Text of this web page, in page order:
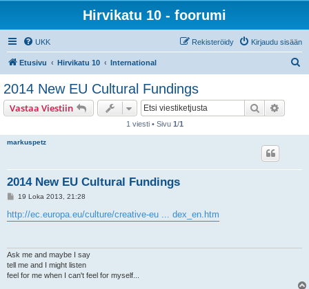
Hirvikatu 10 - foorumi
UKK Kirjaudu sisään
Rekisteröidy
Etusivu Hirvikatu 10 International
2014 New EU Cultural Fundings
Vastaa Viestiin Etsi
1 viesti • Sivu 1/1
markuspetz
2014 New EU Cultural Fundings
V
e
s
19 Loka 2013, 21:28
http://ec.europa.eu/culture/creative-eu ... dex_en.htm
Ask me and maybe I say
tell me and I might listen
feel for me when I can't feel for myself...